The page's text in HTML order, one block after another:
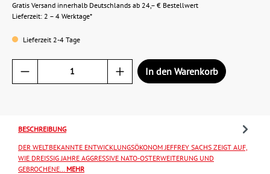
Gratis Versand innerhalb Deutschlands ab 24,– € Bestellwert
Lieferzeit: 2 – 4 Werktage*
Lieferzeit 2-4 Tage
In den Warenkorb
BESCHREIBUNG
DER WELTBEKANNTE ENTWICKLUNGSÖKONOM JEFFREY SACHS ZEIGT AUF,
WIE DREISSIG JAHRE AGGRESSIVE NATO-OSTERWEITERUNG UND G
EBROCHENE… MEHR